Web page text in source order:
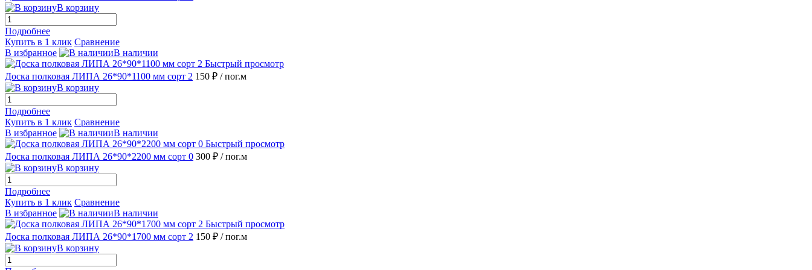
В корзину
Подробнее
Купить в 1 клик Сравнение
В избранное
В наличии
Быстрый просмотр
Доска полковая ЛИПА 26*90*1100 мм сорт 2 150 ₽ / пог.м
В корзину
Подробнее
Купить в 1 клик Сравнение
В избранное
В наличии
Быстрый просмотр
Доска полковая ЛИПА 26*90*2200 мм сорт 0 300 ₽ / пог.м
В корзину
Подробнее
Купить в 1 клик Сравнение
В избранное
В наличии
Быстрый просмотр
Доска полковая ЛИПА 26*90*1700 мм сорт 2 150 ₽ / пог.м
В корзину